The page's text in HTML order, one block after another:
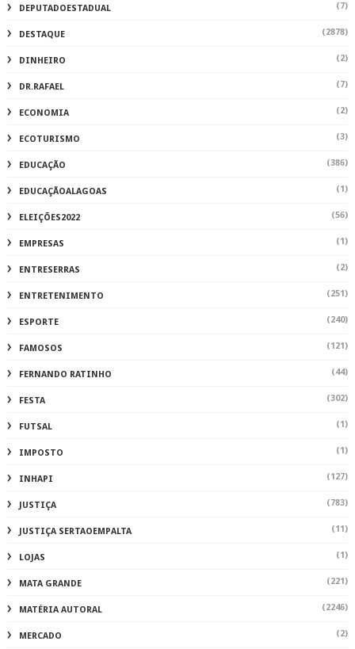
DEPUTADOESTADUAL (7)
DESTAQUE (2878)
DINHEIRO (2)
DR.RAFAEL (7)
ECONOMIA (2)
ECOTURISMO (3)
EDUCAÇÃO (386)
EDUCAÇÃOALAGOAS (1)
ELEIÇÕES2022 (56)
EMPRESAS (1)
ENTRESERRAS (2)
ENTRETENIMENTO (251)
ESPORTE (240)
FAMOSOS (121)
FERNANDO RATINHO (44)
FESTA (302)
FUTSAL (1)
IMPOSTO (1)
INHAPI (127)
JUSTIÇA (783)
JUSTIÇA SERTAOEMPALTA (11)
LOJAS (1)
MATA GRANDE (221)
MATÉRIA AUTORAL (2246)
MERCADO (2)